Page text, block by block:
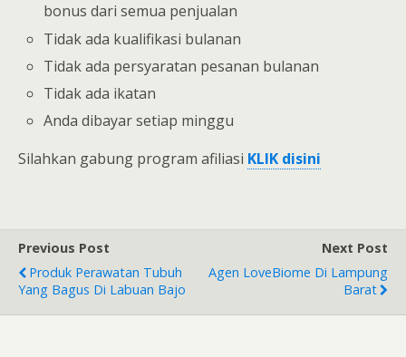
bonus dari semua penjualan
Tidak ada kualifikasi bulanan
Tidak ada persyaratan pesanan bulanan
Tidak ada ikatan
Anda dibayar setiap minggu
Silahkan gabung program afiliasi KLIK disini
Previous Post
Produk Perawatan Tubuh
Yang Bagus Di Labuan Bajo
Next Post
Agen LoveBiome Di Lampung
Barat